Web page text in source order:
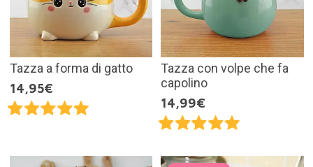
Tazza a forma di gatto
14,95€
Tazza con volpe che fa
capolino
14,99€